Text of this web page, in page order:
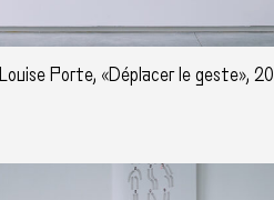
Louise Porte, «Déplacer le geste»,